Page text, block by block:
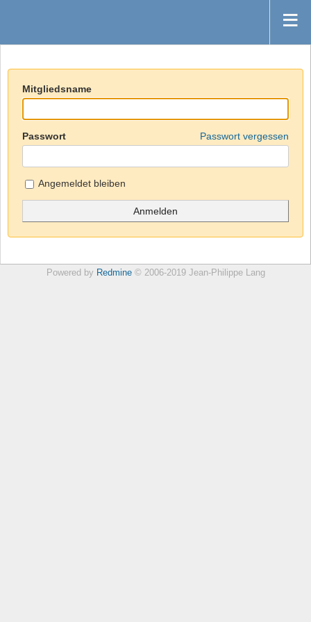
Mitgliedsname
Passwort Passwort vergessen
Angemeldet bleiben
Powered by Redmine© 2006-2019 Jean-Philippe Lang